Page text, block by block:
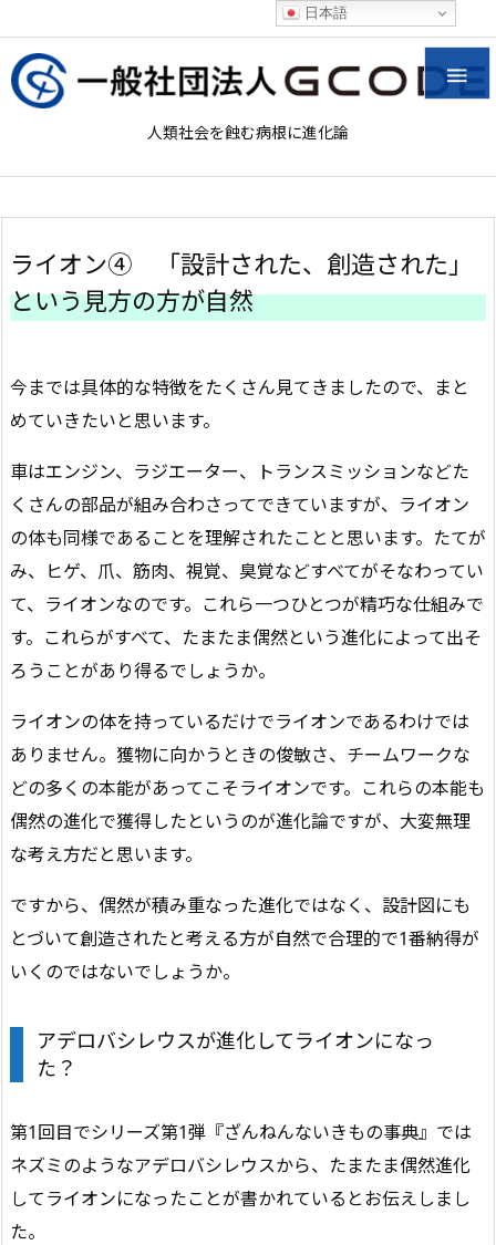
人類社会を蝕む病根に進化論

ライオン④ 「設計された、創造された」
という見方の方が自然
今までは具体的な特徴をたくさん見てきましたので、まと
めていきたいと思います。
車はエンジン、ラジエーター、トランスミッションなどた
くさんの部品が組み合わさってできていますが、ライオン
の体も同様であることを理解されたことと思います。たてが
み、ヒゲ、爪、筋肉、視覚、臭覚などすべてがそなわってい
て、ライオンなのです。これら一つひとつが精巧な仕組みで
す。これらがすべて、たまたま偶然という進化によって出そ
ろうことがあり得るでしょうか。
ライオンの体を持っているだけでライオンであるわけでは
ありません。獲物に向かうときの俊敏さ、チームワークな
どの多くの本能があってこそライオンです。これらの本能も
偶然の進化で獲得したというのが進化論ですが、大変無理
な考え方だと思います。
ですから、偶然が積み重なった進化ではなく、設計図にも
とづいて創造されたと考える方が自然で合理的で1番納得が
いくのではないでしょうか。
アデロバシレウスが進化してライオンになっ
た？
第1回目でシリーズ第1弾『ざんねんないきもの事典』では
ネズミのようなアデロバシレウスから、たまたま偶然進化
してライオンになったことが書かれているとお伝えしまし
た。
日本語